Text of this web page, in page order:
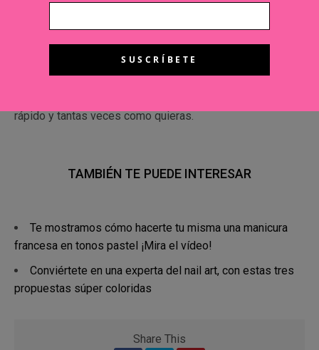
Propuestas arriesgadas: como son las
, uñas prediseñadas que solamente tienes que pegar
rápido y tantas veces como quieras.
TAMBIÉN TE PUEDE INTERESAR
Te mostramos cómo hacerte tu misma una manicura
francesa en tonos pastel ¡Mira el vídeo!
Conviértete en una experta del nail art, con estas tres
propuestas súper coloridas
Share This